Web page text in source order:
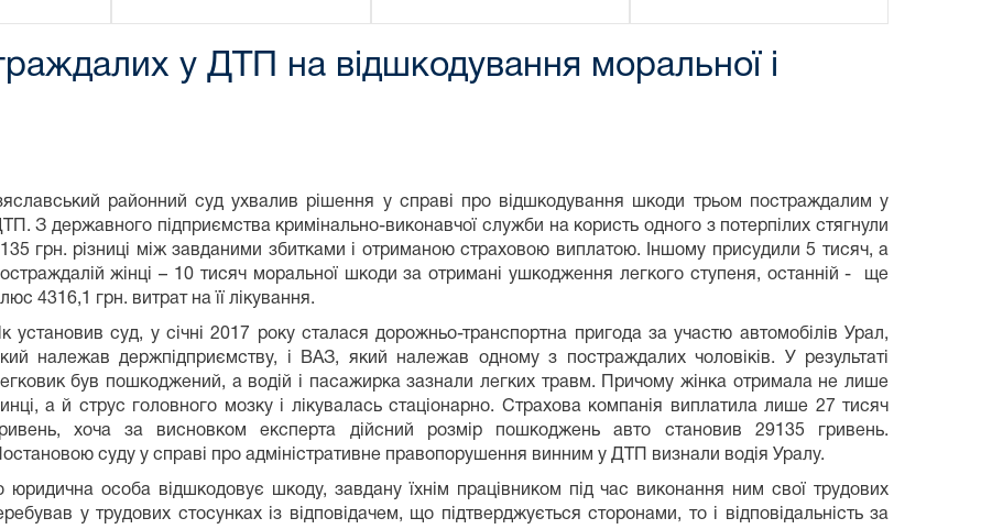
у ДТП на відшкодування моральної і
районний суд ухвалив рішення у справі про відшкодування шкоди трьом постраждалим у
З державного підприємства кримінально-виконавчої служби на користь одного з потерпілих стягнули
грн. різниці між завданими збитками і отриманою страховою виплатою. Іншому присудили 5 тисяч, а
жінці – 10 тисяч моральної шкоди за отримані ушкодження легкого ступеня, останній - ще
4316,1 грн. витрат на її лікування.
установив суд, у січні 2017 року сталася дорожньо-транспортна пригода за участю автомобілів Урал,
належав держпідприємству, і ВАЗ, який належав одному з постраждалих чоловіків. У результаті
був пошкоджений, а водій і пасажирка зазнали легких травм. Причому жінка отримала не лише
а й струс головного мозку і лікувалась стаціонарно. Страхова компанія виплатила лише 27 тисяч
хоча за висновком експерта дійсний розмір пошкоджень авто становив 29135 гривень.
суду у справі про адміністративне правопорушення винним у ДТП визнали водія Уралу.
особа відшкодовує шкоду, завдану їхнім працівником під час виконання ним свої трудових
у трудових стосунках із відповідачем, що підтверджується сторонами, то і відповідальність за